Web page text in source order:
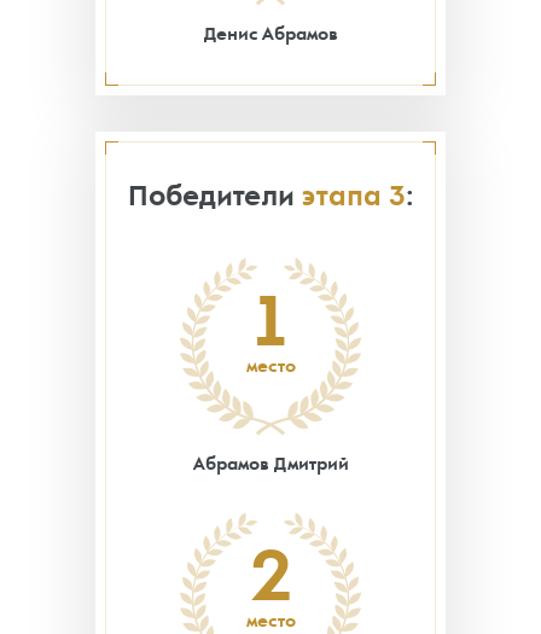
Денис Абрамов
Победители этапа 3:
1
место
Абрамов Дмитрий
2
место